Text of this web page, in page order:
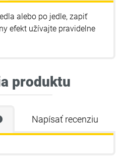
alebo po jedle, zapiť
efekt užívajte pravidelne
produktu
Napísať recenziu